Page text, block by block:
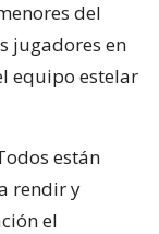
del
jugadores en
equipo estelar
están
rendir y
el